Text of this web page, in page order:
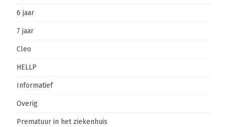
6 jaar
7 jaar
Cleo
HELLP
Informatief
Overig
Prematuur in het ziekenhuis